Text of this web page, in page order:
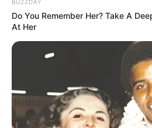
BUZZDAY
Do You Remember Her? Take A
At Her